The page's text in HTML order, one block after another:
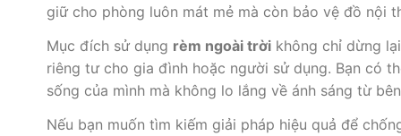
giữ cho phòng luôn mát mẻ mà còn bảo vệ đồ nội
Mục đích sử dụng rèm ngoài trờikhông chỉ dừng
riêng tư cho gia đình hoặc người sử dụng. Bạn có
sống của mình mà không lo lắng về ánh sáng từ
Nếu bạn muốn tìm kiếm giải pháp hiệu quả để